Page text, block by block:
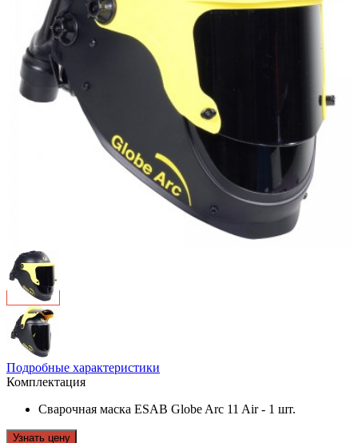
Подробные характеристики
Комплектация
Сварочная маска ESAB Globe Arc 11 Air - 1 шт.
Узнать цену